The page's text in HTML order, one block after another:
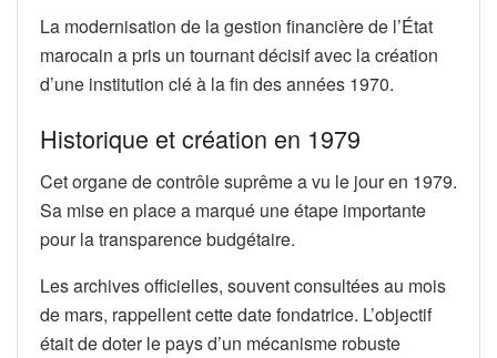
La modernisation de la gestion financière de l’État
marocain a pris un tournant décisif avec la création
d’une institution clé à la fin des années 1970.
Historique et création en 1979
Cet organe de contrôle suprême a vu le jour en 1979.
Sa mise en place a marqué une étape importante
pour la transparence budgétaire.
Les archives officielles, souvent consultées au mois
de mars, rappellent cette date fondatrice. L’objectif
était de doter le pays d’un mécanisme robuste